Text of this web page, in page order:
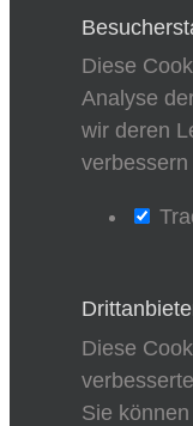
Diese
Analyse
wir deren
Diese
Sie